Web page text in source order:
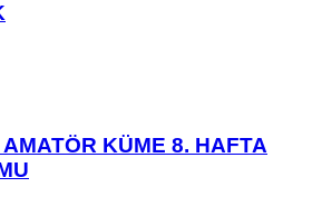
KÜME 8. HAFTA